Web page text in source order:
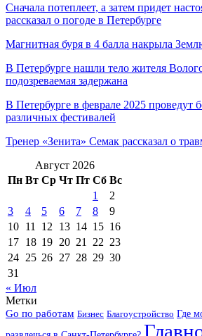
Сначала потеплеет, а затем придет
рассказал о погоде в Петербурге
Магнитная буря в 4 балла накрыла
В Петербурге нашли тело жителя
подозреваемая задержана
В Петербурге в феврале 2025 проведут
различных фестивалей
Тренер «Зенита» Семак рассказал о
Август 2026
Пн Вт Ср Чт Пт Сб Вс
1
2
3
4 5 6 7 8
9
10 11 12 13 14 15 16
17 18 19 20 21 22 23
24 25 26 27 28 29 30
31
« Июл
Метки
Go по работам Бизнес Благоустройство Где